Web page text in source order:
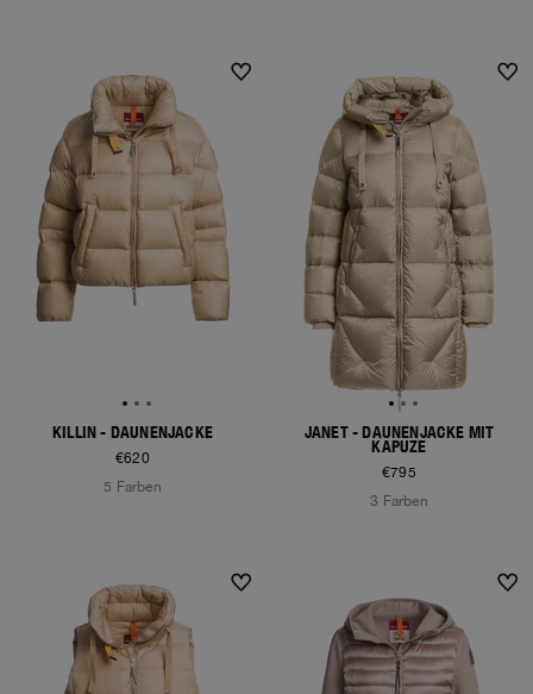
NEW ARRIVALS
KILLIN - DAUNENJACKE
€620
5 Farben
NEW ARRIVALS
JANET - DAUNENJACKE MIT
KAPUZE
€795
3 Farben
NEW ARRIVALS